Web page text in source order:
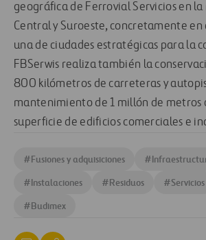
geográfica de Ferrovial Servicios en
Central y Suroeste, concretamente en
una de ciudades estratégicas para la
FBSerwis realiza también la
800 kilómetros de carreteras y
mantenimiento de 1 millón de metros
superficie de edificios comerciales e
#Fusiones y adquisiciones #
#Instalaciones #Residuos #Servicios
#Budimex